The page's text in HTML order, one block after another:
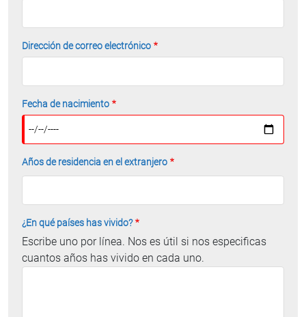
Dirección de correo electrónico
Fecha de nacimiento
Años de residencia en el extranjero
¿En qué países has vivido?
Escribe uno por línea. Nos es útil si nos especificas
cuantos años has vivido en cada uno.